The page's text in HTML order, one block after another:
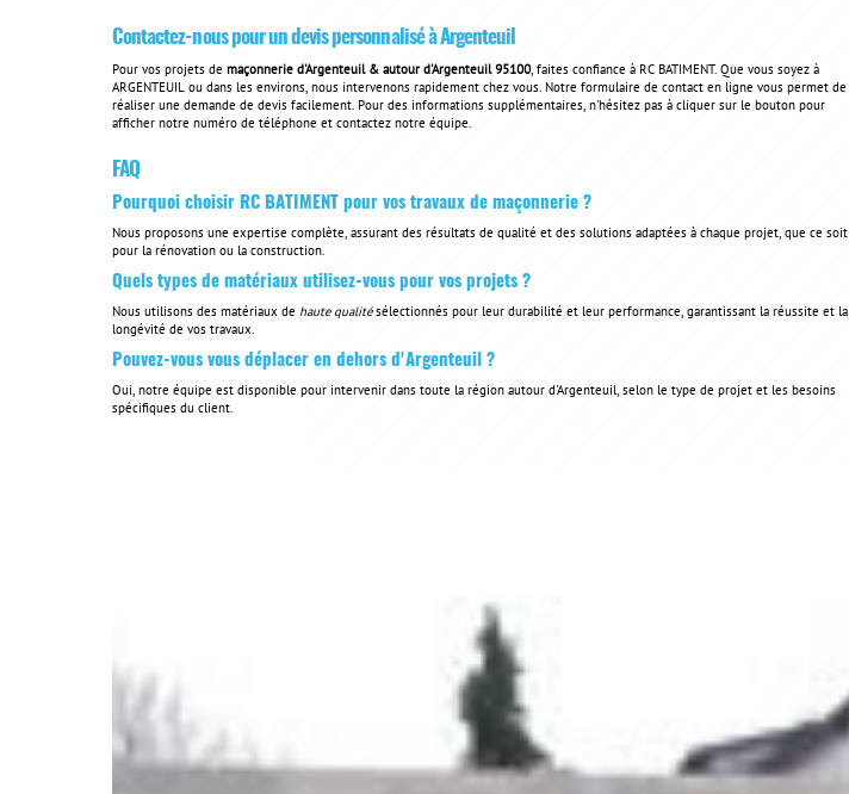
Contactez-nous pour un devis personnalisé à Argenteuil
Pour vos projets de maçonnerie d'Argenteuil & autour d'Argenteuil 95100, faites confiance à RC BATIMENT. Que vous soyez à
ARGENTEUIL ou dans les environs, nous intervenons rapidement chez vous. Notre formulaire de contact en ligne vous permet de
réaliser une demande de devis facilement. Pour des informations supplémentaires, n'hésitez pas à cliquer sur le bouton pour
afficher notre numéro de téléphone et contactez notre équipe.
FAQ
Pourquoi choisir RC BATIMENT pour vos travaux de maçonnerie ?
Nous proposons une expertise complète, assurant des résultats de qualité et des solutions adaptées à chaque projet, que ce soit
pour la rénovation ou la construction.
Quels types de matériaux utilisez-vous pour vos projets ?
Nous utilisons des matériaux de haute qualitésélectionnés pour leur durabilité et leur performance, garantissant la réussite et la
longévité de vos travaux.
Pouvez-vous vous déplacer en dehors d'Argenteuil ?
Oui, notre équipe est disponible pour intervenir dans toute la région autour d'Argenteuil, selon le type de projet et les besoins
spécifiques du client.